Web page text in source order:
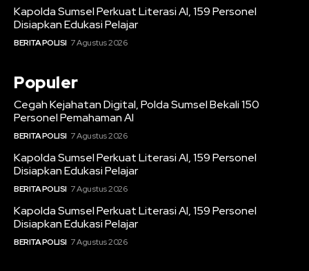
Kapolda Sumsel Perkuat Literasi AI, 159 Personel
Disiapkan Edukasi Pelajar
BERITA POLISI 7 Agustus 2026
Populer
Cegah Kejahatan Digital, Polda Sumsel Bekali 150
Personel Pemahaman AI
BERITA POLISI 7 Agustus 2026
Kapolda Sumsel Perkuat Literasi AI, 159 Personel
Disiapkan Edukasi Pelajar
BERITA POLISI 7 Agustus 2026
Kapolda Sumsel Perkuat Literasi AI, 159 Personel
Disiapkan Edukasi Pelajar
BERITA POLISI 7 Agustus 2026